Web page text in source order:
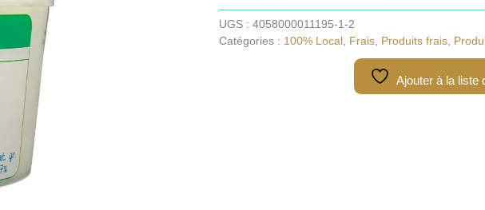
x
1
UGS : 4058000011195-1-2
Catégories : 100% Local , Frais, Produits frais,
Ajouter à la liste